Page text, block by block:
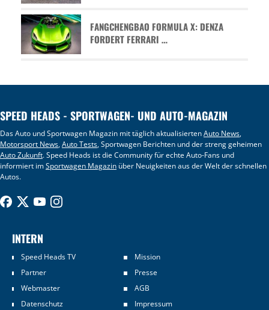
FANGCHENGBAO FORMULA X: DENZA
FORDERT FERRARI …
SPEED HEADS - SPORTWAGEN- UND AUTO-MAGAZIN
Das Auto und Sportwagen Magazin mit täglich aktualisiertenAuto News,
Motorsport News,Auto Tests, Sportwagen Berichten und der streng geheimen
Auto Zukunft. Speed Heads ist die Community für echte Auto-Fans und
informiert imSportwagen Magazin über Neuigkeiten aus der Welt der schnellen
Autos.
INTERN
Speed Heads TV
Mission
Partner
Presse
Webmaster
AGB
Datenschutz
Impressum